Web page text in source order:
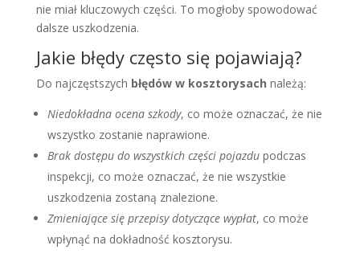
nie miał kluczowych części. To mogłoby spowodować
dalsze uszkodzenia.
Jakie błędy często się pojawiają?
Do najczęstszych błędów w kosztorysach należą:
Niedokładna ocena szkody, co może oznaczać, że nie
wszystko zostanie naprawione.
Brak dostępu do wszystkich części pojazdupodczas
inspekcji, co może oznaczać, że nie wszystkie
uszkodzenia zostaną znalezione.
Zmieniające się przepisy dotyczące wypłat, co może
wpłynąć na dokładność kosztorysu.